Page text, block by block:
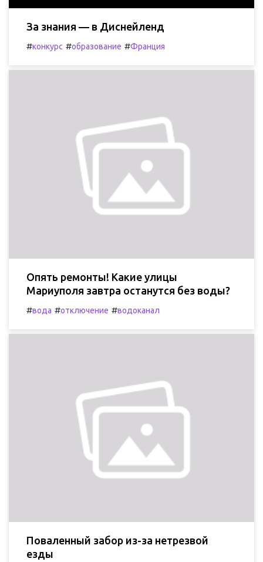
За знания — в Диснейленд
#конкурс #образование #Франция
Опять ремонты! Какие улицы
Мариуполя завтра останутся без воды?
#вода #отключение #водоканал
Поваленный забор из-за нетрезвой
езды